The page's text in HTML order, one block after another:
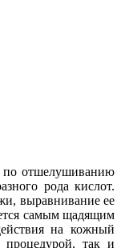
по отшелушиванию
рода кислот.
выравнивание ее
самым щадящим
на кожный
процедурой, так и